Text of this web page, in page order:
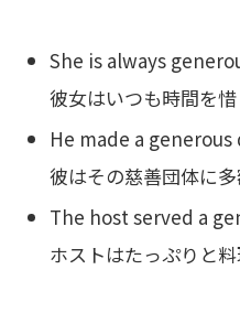
She is always
彼女はいつも時間を惜
He made a
彼はその慈善団体に多
The host served a
ホストはたっぷりと料